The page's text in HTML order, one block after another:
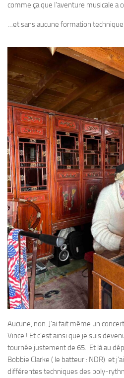
comme ça que l’aventure musicale a
…et sans aucune formation
Aucune, non. J’ai fait même un
Vince ! Et c’est ainsi que je suis
tournée justement de 65. Et là au
Bobbie Clarke ( le batteur : NDR) et
différentes techniques des poly-